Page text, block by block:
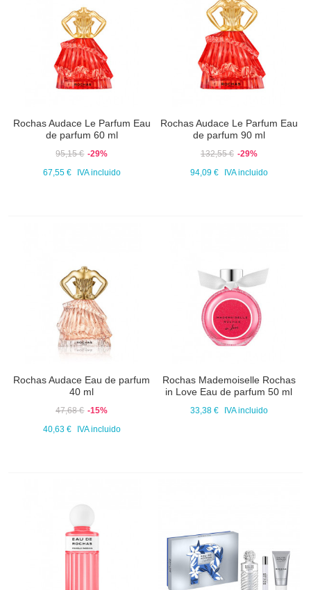
Rochas Audace Le Parfum Eau
de parfum 60 ml
95,15 € -29%
67,55 €
IVA incluido
Rochas Audace Le Parfum Eau
de parfum 90 ml
132,55 € -29%
94,09 €
IVA incluido
Rochas Audace Eau de parfum
40 ml
47,68 € -15%
40,63 €
IVA incluido
Rochas Mademoiselle Rochas
in Love Eau de parfum 50 ml
33,38 € IVA incluido